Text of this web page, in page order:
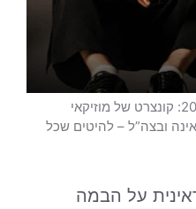
YAKTAK בתל אביב 6 במאי 2026: קונצרט של מוזיקאי
ובצה”ל – להיטים שכל
על הבמה